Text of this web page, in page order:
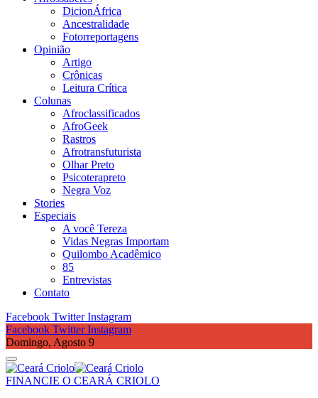
DicionÁfrica
Ancestralidade
Fotorreportagens
Opinião
Artigo
Crônicas
Leitura Crítica
Colunas
Afroclassificados
AfroGeek
Rastros
Afrotransfuturista
Olhar Preto
Psicoterapreto
Negra Voz
Stories
Especiais
A você Tereza
Vidas Negras Importam
Quilombo Acadêmico
85
Entrevistas
Contato
Facebook Twitter Instagram
Facebook Twitter Instagram
Domingo, Agosto 9
FINANCIE O CEARÁ CRIOLO